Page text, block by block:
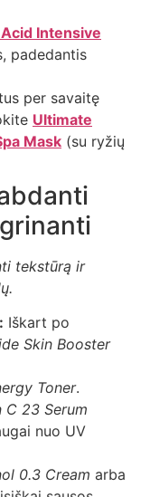
Intensive
padedantis
per savaitę
Ultimate
Mask (su ryžių
tekstūrą ir
Iškart po
Skin Booster
Toner.
C 23 Serum
nuo UV
0.3 Cream arba